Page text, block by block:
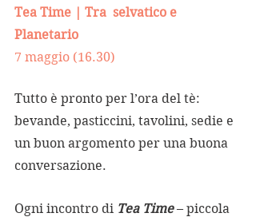
Tea Time | Tra  selvatico e
Planetario
7 maggio (16.30)
Tutto è pronto per l’ora del tè:
bevande, pasticcini, tavolini, sedie e
un buon argomento per una buona
conversazione.
Ogni incontro di Tea Time – piccola